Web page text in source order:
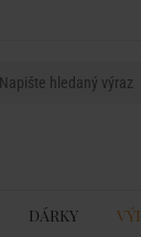
DÁRKY